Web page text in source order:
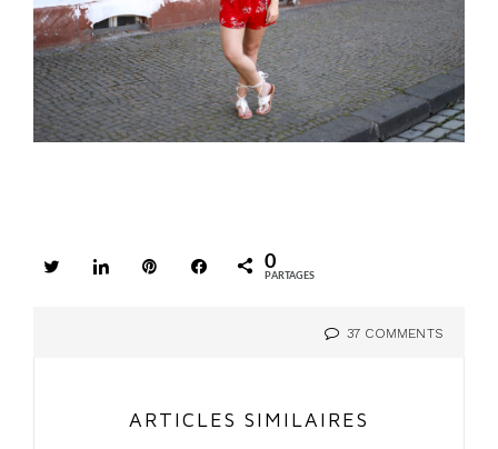
Tweetez Partagez EnregistrerPartagez
0
PARTAGES
37 COMMENTS
ARTICLES SIMILAIRES